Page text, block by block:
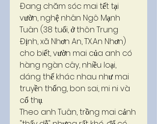
Đang chăm sóc mai tết tại
vườn, nghệ nhân Ngô Mạnh
Tuân (38 tuổi, ở thôn Trung
Định, xã Nhơn An, TX.An Nhơn)
cho biết, vườn mai của anh có
hàng ngàn cây, nhiều loại,
dáng thế khác nhau như mai
truyền thống, bon sai, mi ni và
cổ thụ.
Theo anh Tuân, trồng mai cảnh